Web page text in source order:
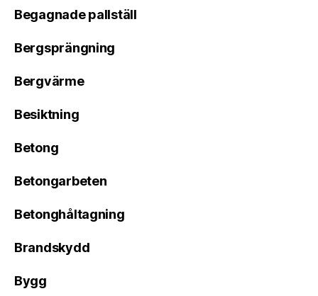
Begagnade pallställ
Bergsprängning
Bergvärme
Besiktning
Betong
Betongarbeten
Betonghåltagning
Brandskydd
Bygg